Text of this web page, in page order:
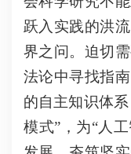
跃入实践的洪
界之问。迫切
法论中寻找指
的自主知识体
模式”，为“人